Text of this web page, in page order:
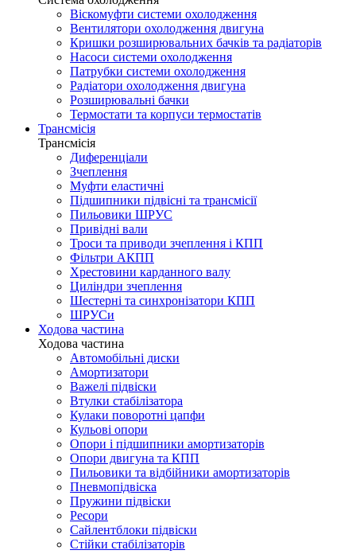
Віскомуфти системи охолодження
Вентилятори охолодження двигуна
Кришки розширювальних бачків та радіаторів
Насоси системи охолодження
Патрубки системи охолодження
Радіатори охолодження двигуна
Розширювальні бачки
Термостати та корпуси термостатів
Трансмісія
Трансмісія
Диференціали
Зчеплення
Муфти еластичні
Підшипники підвісні та трансмісії
Пильовики ШРУС
Привідні вали
Троси та приводи зчеплення і КПП
Фільтри АКПП
Хрестовини карданного валу
Циліндри зчеплення
Шестерні та синхронізатори КПП
ШРУСи
Ходова частина
Ходова частина
Автомобільні диски
Амортизатори
Важелі підвіски
Втулки стабілізатора
Кулаки поворотні цапфи
Кульові опори
Опори і підшипники амортизаторів
Опори двигуна та КПП
Пильовики та відбійники амортизаторів
Пневмопідвіска
Пружини підвіски
Ресори
Сайлентблоки підвіски
Стійки стабілізаторів